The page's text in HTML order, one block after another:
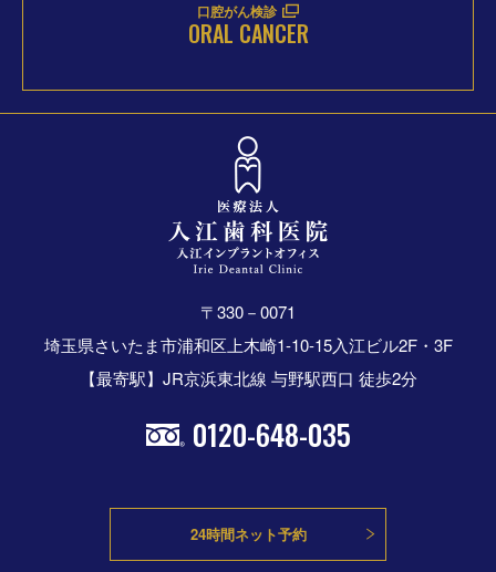
口腔がん検診
ORAL CANCER
〒330－0071
埼玉県さいたま市浦和区上木崎1-10-15入江ビル2F・3F
【最寄駅】JR京浜東北線 与野駅西口 徒歩2分
0120-648-035
24時間ネット予約